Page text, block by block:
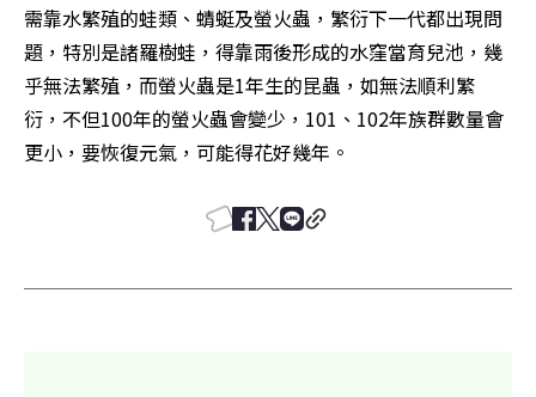
需靠水繁殖的蛙類、蜻蜓及螢火蟲，繁衍下一代都出現問
題，特別是諸羅樹蛙，得靠雨後形成的水窪當育兒池，幾
乎無法繁殖，而螢火蟲是1年生的昆蟲，如無法順利繁
衍，不但100年的螢火蟲會變少，101、102年族群數量會
更小，要恢復元氣，可能得花好幾年。